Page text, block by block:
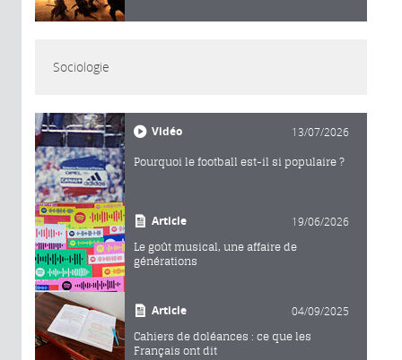
Sociologie
Vidéo 13/07/2026
Pourquoi le football est-il si populaire ?
Article 19/06/2026
Le goût musical, une affaire de
générations
Article 04/09/2025
Cahiers de doléances : ce que les
Français ont dit